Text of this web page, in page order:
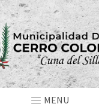
MENU